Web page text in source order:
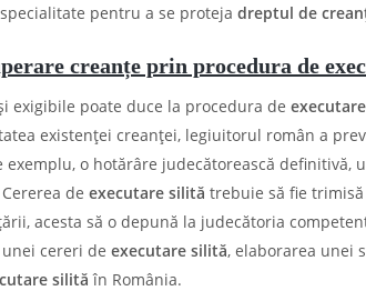
pentru a se proteja dreptul de
creanțe prin procedura de
exigibile poate duce la procedura de
existenței creanței, legiuitorul român a
o hotărâre judecătorească definitivă,
de executare silită trebuie să fie
acesta să o depună la judecătoria
cereri de executare silită, elaborarea unei
silită în România.